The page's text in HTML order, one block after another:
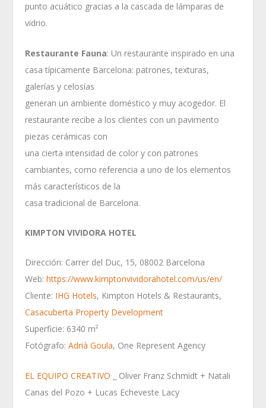
punto acuático gracias a la cascada de lámparas de
vidrio.
Restaurante Fauna: Un restaurante inspirado en una
casa típicamente Barcelona: patrones, texturas,
galerías y celosías
generan un ambiente doméstico y muy acogedor. El
restaurante recibe a los clientes con un pavimento
piezas cerámicas con
una cierta intensidad de color y con patrones
cambiantes, como referencia a uno de los elementos
más característicos de la
casa tradicional de Barcelona.
KIMPTON VIVIDORA HOTEL
Dirección: Carrer del Duc, 15, 08002 Barcelona
Web:https://www.kimptonvividorahotel.com/us/en/
Cliente: IHG Hotels, Kimpton Hotels & Restaurants,
Casacuberta Property Development
Superficie: 6340 m²
Fotógrafo:Adrià Goula, One Represent Agency
EL EQUIPO CREATIVO _ Oliver Franz Schmidt + Natali
Canas del Pozo + Lucas Echeveste Lacy